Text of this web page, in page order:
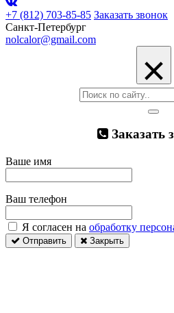
+7 (812) 703-85-85 Заказать звонок
Санкт-Петербург
nolcalor@gmail.com
×
Заказать
Ваше имя
Ваш телефон
Я согласен на обработку
Отправить Закрыть